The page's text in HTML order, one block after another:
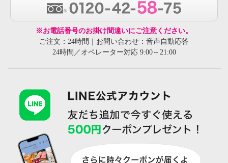
※お電話番号のお掛け間違いにご注意ください。
ご注文：24時間｜お問い合わせ：音声自動応答
24時間／オペレーター対応 9:00～21:00